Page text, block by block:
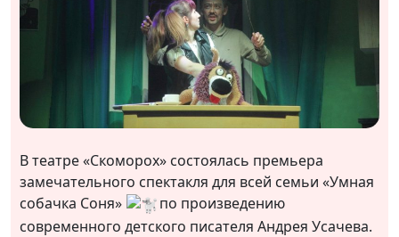
В театре «Скоморох» состоялась премьера
замечательного спектакля для всей семьи «Умная
собачка Соня»
по произведению
современного детского писателя Андрея Усачева.